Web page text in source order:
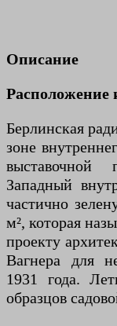
Описание
Расположение
Берлинская
зоне
Западный
частично
м², которая
проекту
Вагнера для
1931 года.
образцов